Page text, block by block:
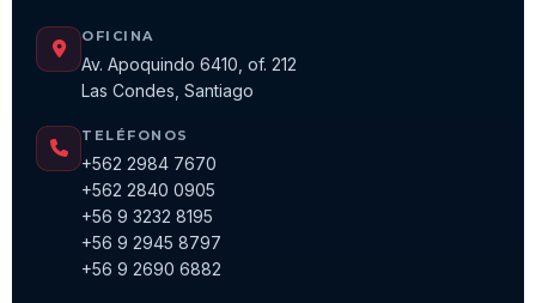
OFICINA
Av. Apoquindo 6410, of. 212
Las Condes, Santiago
TELÉFONOS
+562 2984 7670
+562 2840 0905
+56 9 3232 8195
+56 9 2945 8797
+56 9 2690 6882